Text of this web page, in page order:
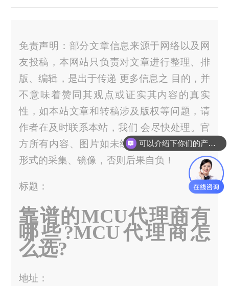
免责声明：部分文章信息来源于网络以及网
友投稿，本网站只负责对文章进行整理、排
版、编辑，是出于传递 更多信息之 目的，并
不意味着赞同其观点或证实其内容的真实
性，如本站文章和转稿涉及版权等问题，请
作者在及时联系本站，我们 会尽快处理。官
方所有内容、图片如未经过授权，禁止任何
形式的采集、镜像，否则后果自负！
标题：
靠谱的MCU代理商有
哪些?MCU代理商怎
么选?
地址：
可以介绍下你们的产品么？